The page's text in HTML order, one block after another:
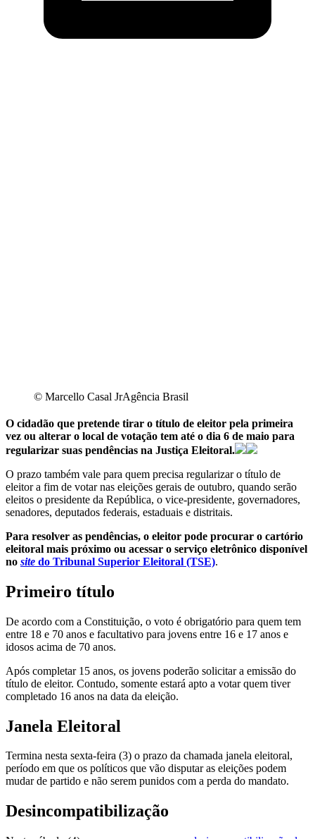
© Marcello Casal JrAgência Brasil
O cidadão que pretende tirar o título de eleitor pela primeira
vez ou alterar o local de votação tem até o dia 6 de maio para
regularizar suas pendências na Justiça Eleitoral.
O prazo também vale para quem precisa regularizar o título de
eleitor a fim de votar nas eleições gerais de outubro, quando serão
eleitos o presidente da República, o vice-presidente, governadores,
senadores, deputados federais, estaduais e distritais.
Para resolver as pendências, o eleitor pode procurar o cartório
eleitoral mais próximo ou acessar o serviço eletrônico disponível
no site do Tribunal Superior Eleitoral (TSE).
Primeiro título
De acordo com a Constituição, o voto é obrigatório para quem tem
entre 18 e 70 anos e facultativo para jovens entre 16 e 17 anos e
idosos acima de 70 anos.
Após completar 15 anos, os jovens poderão solicitar a emissão do
título de eleitor. Contudo, somente estará apto a votar quem tiver
completado 16 anos na data da eleição.
Janela Eleitoral
Termina nesta sexta-feira (3) o prazo da chamada janela eleitoral,
período em que os políticos que vão disputar as eleições podem
mudar de partido e não serem punidos com a perda do mandato.
Desincompatibilização